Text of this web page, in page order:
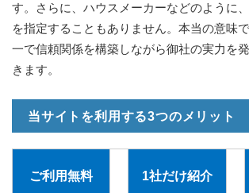
す。さらに、ハウスメーカーなどのように
を指定することもありません。本当の意味
一で信頼関係を構築しながら御社の実力を
きます。
当サイトを利用する3つのメリット
ご利用無料 1社だけ紹介